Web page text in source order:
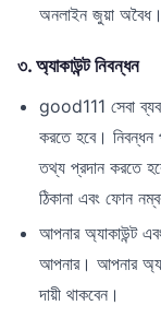
অনলাইন জুয়া অবৈধ।
৩. অ্যাকাউন্ট নিবন্ধন
good111 সেবা
করতে হবে। নিবন্ধন
তথ্য প্রদান করতে
ঠিকানা এবং ফোন
আপনার অ্যাকাউন্ট
আপনার। আপনার
দায়ী থাকবেন।